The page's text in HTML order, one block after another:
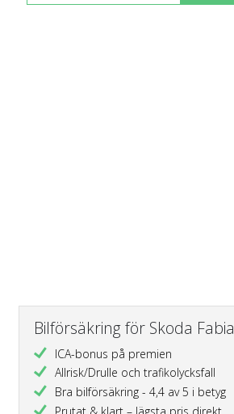
Bilförsäkring för Skoda Fabia
ICA-bonus på premien
Allrisk/Drulle och trafikolycksfall
Bra bilförsäkring - 4,4 av 5 i betyg